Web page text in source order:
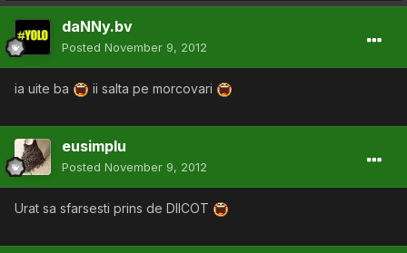
daNNy.bv
Posted November 9, 2012
ia uite ba ii salta pe morcovari
eusimplu
Posted November 9, 2012
Urat sa sfarsesti prins de DIICOT